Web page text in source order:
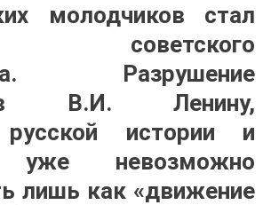
молодчиков стал
советского
Разрушение
В.И. Ленину,
истории и
уже невозможно
лишь как «движение